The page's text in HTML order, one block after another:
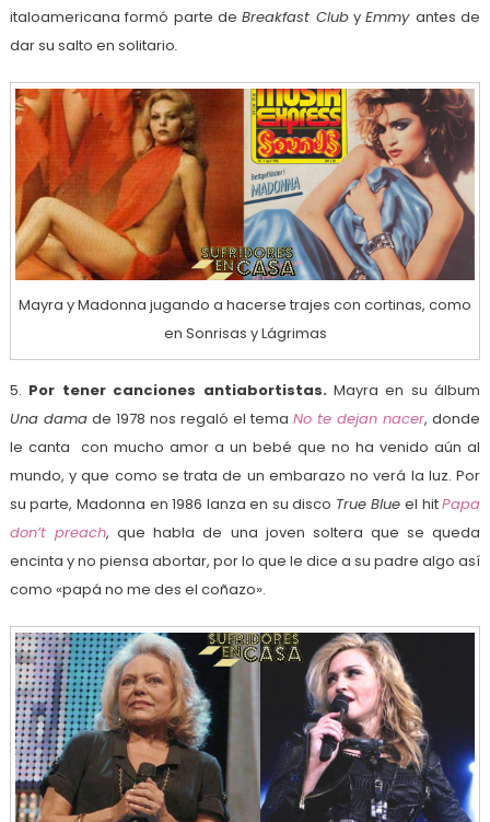
italoamericana formó parte deBreakfast ClubyEmmy antes de
dar su salto en solitario.
Mayra y Madonna jugando a hacerse trajes con cortinas, como
en Sonrisas y Lágrimas
5. Por tener canciones antiabortistas.Mayra en su álbum
Una damade 1978 nos regaló el temaNo te dejan nacer, donde
le canta con mucho amor a un bebé que no ha venido aún al
mundo, y que como se trata de un embarazo no verá la luz. Por
su parte, Madonna en 1986 lanza en su disco True Blue el hitPapa
don’t preach, que habla de una joven soltera que se queda
encinta y no piensa abortar, por lo que le dice a su padre algo así
como «papá no me des el coñazo».